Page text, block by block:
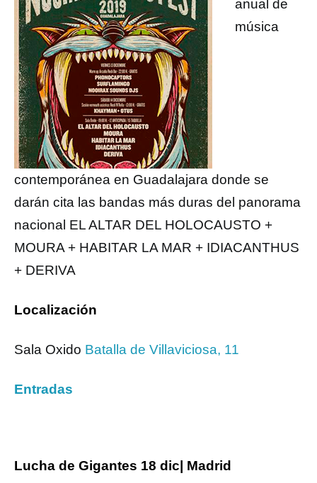
anual de
música
contemporánea en Guadalajara donde se
darán cita las bandas más duras del panorama
nacional EL ALTAR DEL HOLOCAUSTO +
MOURA + HABITAR LA MAR + IDIACANTHUS
+ DERIVA
Localización
Sala Oxido Batalla de Villaviciosa, 11
Entradas
Lucha de Gigantes 18 dic| Madrid